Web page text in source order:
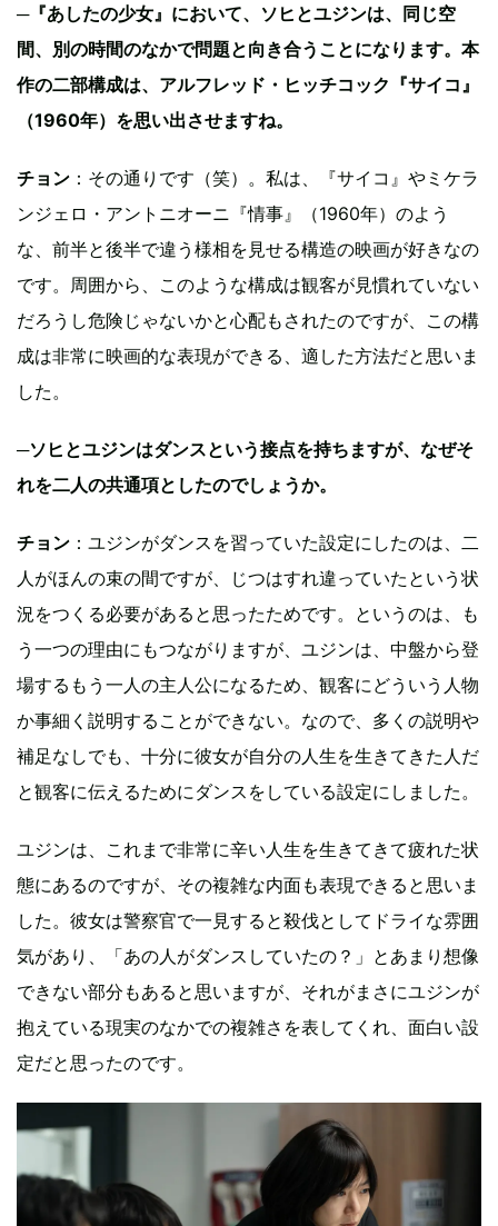
─『あしたの少女』において、ソヒとユジンは、同じ空
間、別の時間のなかで問題と向き合うことになります。本
作の二部構成は、アルフレッド・ヒッチコック『サイコ』
（1960年）を思い出させますね。
チョン ：その通りです（笑）。私は、『サイコ』やミケラ
ンジェロ・アントニオーニ『情事』（1960年）のよう
な、前半と後半で違う様相を見せる構造の映画が好きなの
です。周囲から、このような構成は観客が見慣れていない
だろうし危険じゃないかと心配もされたのですが、この構
成は非常に映画的な表現ができる、適した方法だと思いま
した。
─ソヒとユジンはダンスという接点を持ちますが、なぜそ
れを二人の共通項としたのでしょうか。
チョン ：ユジンがダンスを習っていた設定にしたのは、二
人がほんの束の間ですが、じつはすれ違っていたという状
況をつくる必要があると思ったためです。というのは、も
う一つの理由にもつながりますが、ユジンは、中盤から登
場するもう一人の主人公になるため、観客にどういう人物
か事細く説明することができない。なので、多くの説明や
補足なしでも、十分に彼女が自分の人生を生きてきた人だ
と観客に伝えるためにダンスをしている設定にしました。
ユジンは、これまで非常に辛い人生を生きてきて疲れた状
態にあるのですが、その複雑な内面も表現できると思いま
した。彼女は警察官で一見すると殺伐としてドライな雰囲
気があり、「あの人がダンスしていたの？」とあまり想像
できない部分もあると思いますが、それがまさにユジンが
抱えている現実のなかでの複雑さを表してくれ、面白い設
定だと思ったのです。